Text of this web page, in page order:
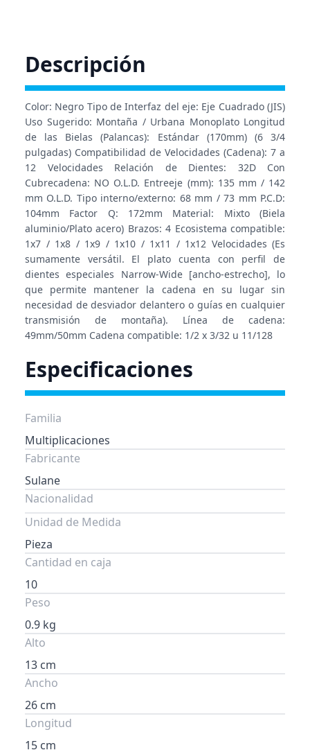
Descripción
Color: Negro Tipo de Interfaz del eje: Eje Cuadrado (JIS)
Uso Sugerido: Montaña / Urbana Monoplato Longitud
de las Bielas (Palancas): Estándar (170mm) (6 3/4
pulgadas) Compatibilidad de Velocidades (Cadena): 7 a
12 Velocidades Relación de Dientes: 32D Con
Cubrecadena: NO O.L.D. Entreeje (mm): 135 mm / 142
mm O.L.D. Tipo interno/externo: 68 mm / 73 mm P.C.D:
104mm Factor Q: 172mm Material: Mixto (Biela
aluminio/Plato acero) Brazos: 4 Ecosistema compatible:
1x7 / 1x8 / 1x9 / 1x10 / 1x11 / 1x12 Velocidades (Es
sumamente versátil. El plato cuenta con perfil de
dientes especiales Narrow-Wide [ancho-estrecho], lo
que permite mantener la cadena en su lugar sin
necesidad de desviador delantero o guías en cualquier
transmisión de montaña). Línea de cadena:
49mm/50mm Cadena compatible: 1/2 x 3/32 u 11/128
Especificaciones
Familia
Multiplicaciones
Fabricante
Sulane
Nacionalidad
Unidad de Medida
Pieza
Cantidad en caja
10
Peso
0.9 kg
Alto
13 cm
Ancho
26 cm
Longitud
15 cm